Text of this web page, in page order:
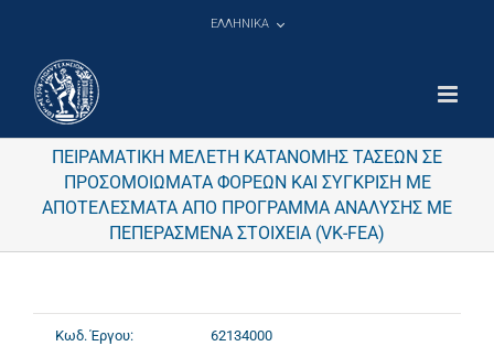
ΕΛΛΗΝΙΚΑ
ΠΕΙΡΑΜΑΤΙΚΗ ΜΕΛΕΤΗ ΚΑΤΑΝΟΜΗΣ ΤΑΣΕΩΝ ΣΕ
ΠΡΟΣΟΜΟΙΩΜΑΤΑ ΦΟΡΕΩΝ ΚΑΙ ΣΥΓΚΡΙΣΗ ΜΕ
ΑΠΟΤΕΛΕΣΜΑΤΑ ΑΠΟ ΠΡΟΓΡΑΜΜΑ ΑΝΑΛΥΣΗΣ ΜΕ
ΠΕΠΕΡΑΣΜΕΝΑ ΣΤΟΙΧΕΙΑ (VK-FEA)
Κωδ. Έργου: 62134000